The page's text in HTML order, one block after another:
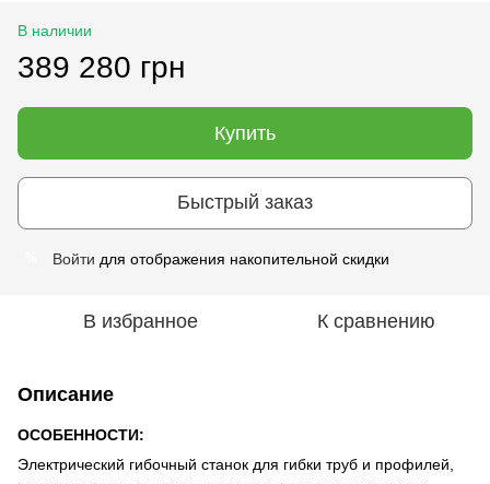
В наличии
389 280 грн
Купить
Быстрый заказ
Войти для отображения накопительной скидки
В избранное К сравнению
Описание
ОСОБЕННОСТИ:
Электрический гибочный станок для гибки труб и профилей,